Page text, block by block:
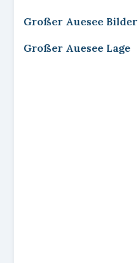
Großer Auesee Bilder
Großer Auesee Lage